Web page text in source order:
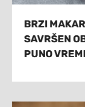
BRZI
SAVRŠEN
PUNO